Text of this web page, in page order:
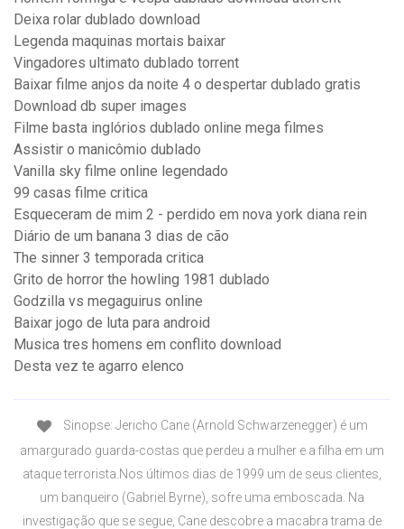
Deixa rolar dublado download
Legenda maquinas mortais baixar
Vingadores ultimato dublado torrent
Baixar filme anjos da noite 4 o despertar dublado gratis
Download db super images
Filme basta inglórios dublado online mega filmes
Assistir o manicômio dublado
Vanilla sky filme online legendado
99 casas filme critica
Esqueceram de mim 2 - perdido em nova york diana rein
Diário de um banana 3 dias de cão
The sinner 3 temporada critica
Grito de horror the howling 1981 dublado
Godzilla vs megaguirus online
Baixar jogo de luta para android
Musica tres homens em conflito download
Desta vez te agarro elenco
Sinopse: Jericho Cane (Arnold Schwarzenegger) é um
amargurado guarda-costas que perdeu a mulher e a filha em um
ataque terrorista.Nos últimos dias de 1999 um de seus clientes,
um banqueiro (Gabriel Byrne), sofre uma emboscada. Na
investigação que se segue, Cane descobre a macabra trama de